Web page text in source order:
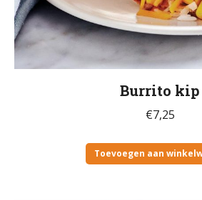
Burrito kip
€7,25
Toevoegen aan